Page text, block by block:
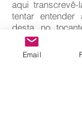
aqui
tentar entender
desta no
implantação e
modelo de
Email